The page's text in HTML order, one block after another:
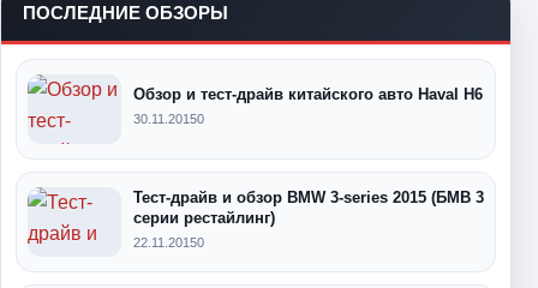
ПОСЛЕДНИЕ ОБЗОРЫ
Обзор и тест-драйв китайского авто Haval H6
30.11.20150
Тест-драйв и обзор BMW 3-series 2015 (БМВ 3
серии рестайлинг)
22.11.20150